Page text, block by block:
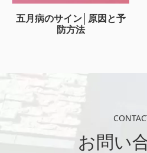
五月病のサイン│原因と予
防方法
お問い